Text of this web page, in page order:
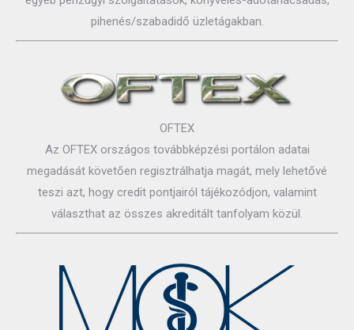
pihenés/szabadidő üzletágakban.
OFTEX
Az OFTEX országos továbbképzési portálon adatai
megadását követően regisztrálhatja magát, mely lehetővé
teszi azt, hogy credit pontjairól tájékozódjon, valamint
választhat az összes akreditált tanfolyam közül.